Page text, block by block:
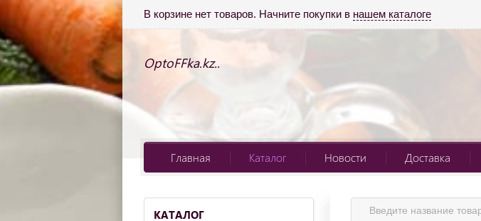
В корзине нет товаров. Начните покупки в нашем каталоге
OptoFFka.kz..
Главная Каталог Новости Доставка
КАТАЛОГ